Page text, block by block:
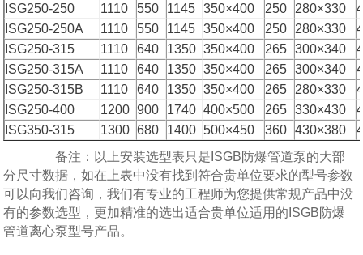
ISG250-250
1110 550 1145 350×400 250 280×330
ISG250-250A
1110 550 1145 350×400 250 280×330
ISG250-315
1110 640 1350 350×400 265 300×340
ISG250-315A
1110 640 1350 350×400 265 300×340
ISG250-315B
1110 640 1350 350×400 265 280×330
ISG250-400
1200 900 1740 400×500 265 330×430
ISG350-315
1300 680 1400 500×450 360 430×380
备注：以上安装选型表只是ISGB防爆管道泵的大部
分尺寸数据，如在上表中没有找到符合贵单位要求的型号参数
可以向我们咨询，我们有专业的工程师为您提供常规产品中没
有的参数选型，更加精准的选出适合贵单位适用的ISGB防爆
管道离心泵型号产品。